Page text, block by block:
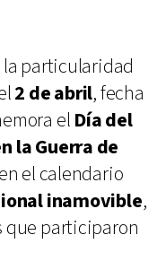
la particularidad
2 de abril, fecha
el Día del
la Guerra de
el calendario
inamovible,
que participaron